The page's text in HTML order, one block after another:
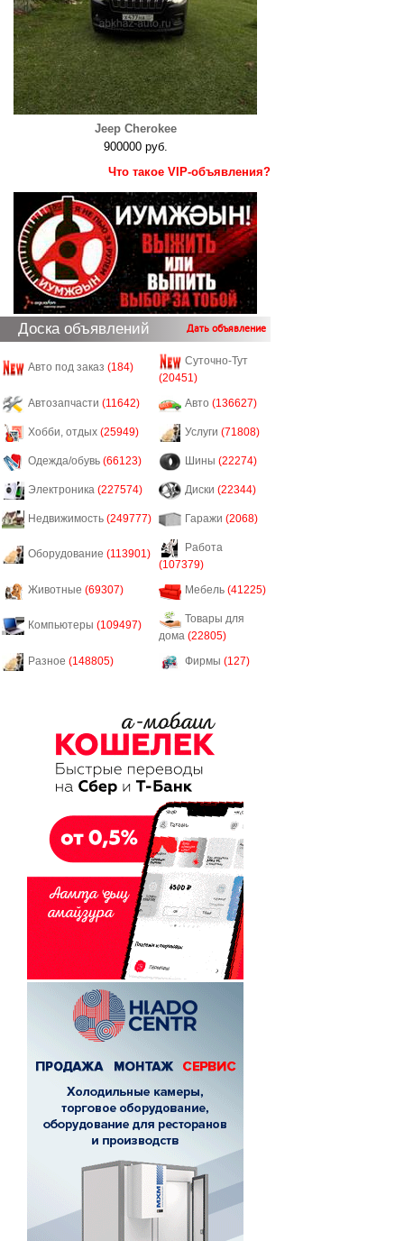
Jeep Cherokee
900000 руб.
Что такое VIP-объявления?
Доска объявлений Дать объявление
Авто под заказ (184)
Суточно-Тут
(20451)
Автозапчасти (11642) Авто (136627)
Хобби, отдых (25949) Услуги (71808)
Одежда/обувь (66123) Шины (22274)
Электроника (227574) Диски (22344)
Недвижимость (249777) Гаражи (2068)
Оборудование (113901)
Работа
(107379)
Животные (69307) Мебель (41225)
Компьютеры (109497)
Товары для
дома (22805)
Разное (148805) Фирмы (127)